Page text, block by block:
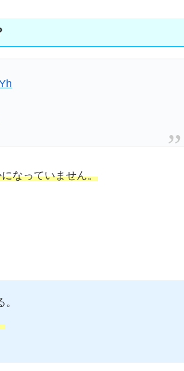
なっていません。